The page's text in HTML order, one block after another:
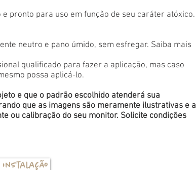
pronto para uso em função de seu caráter atóxico.
neutro e pano úmido, sem esfregar. Saiba mais
qualificado para fazer a aplicação, mas caso
possa aplicá-lo.
e que o padrão escolhido atenderá sua
que as imagens são meramente ilustrativas e a
ou calibração do seu monitor. Solicite condições